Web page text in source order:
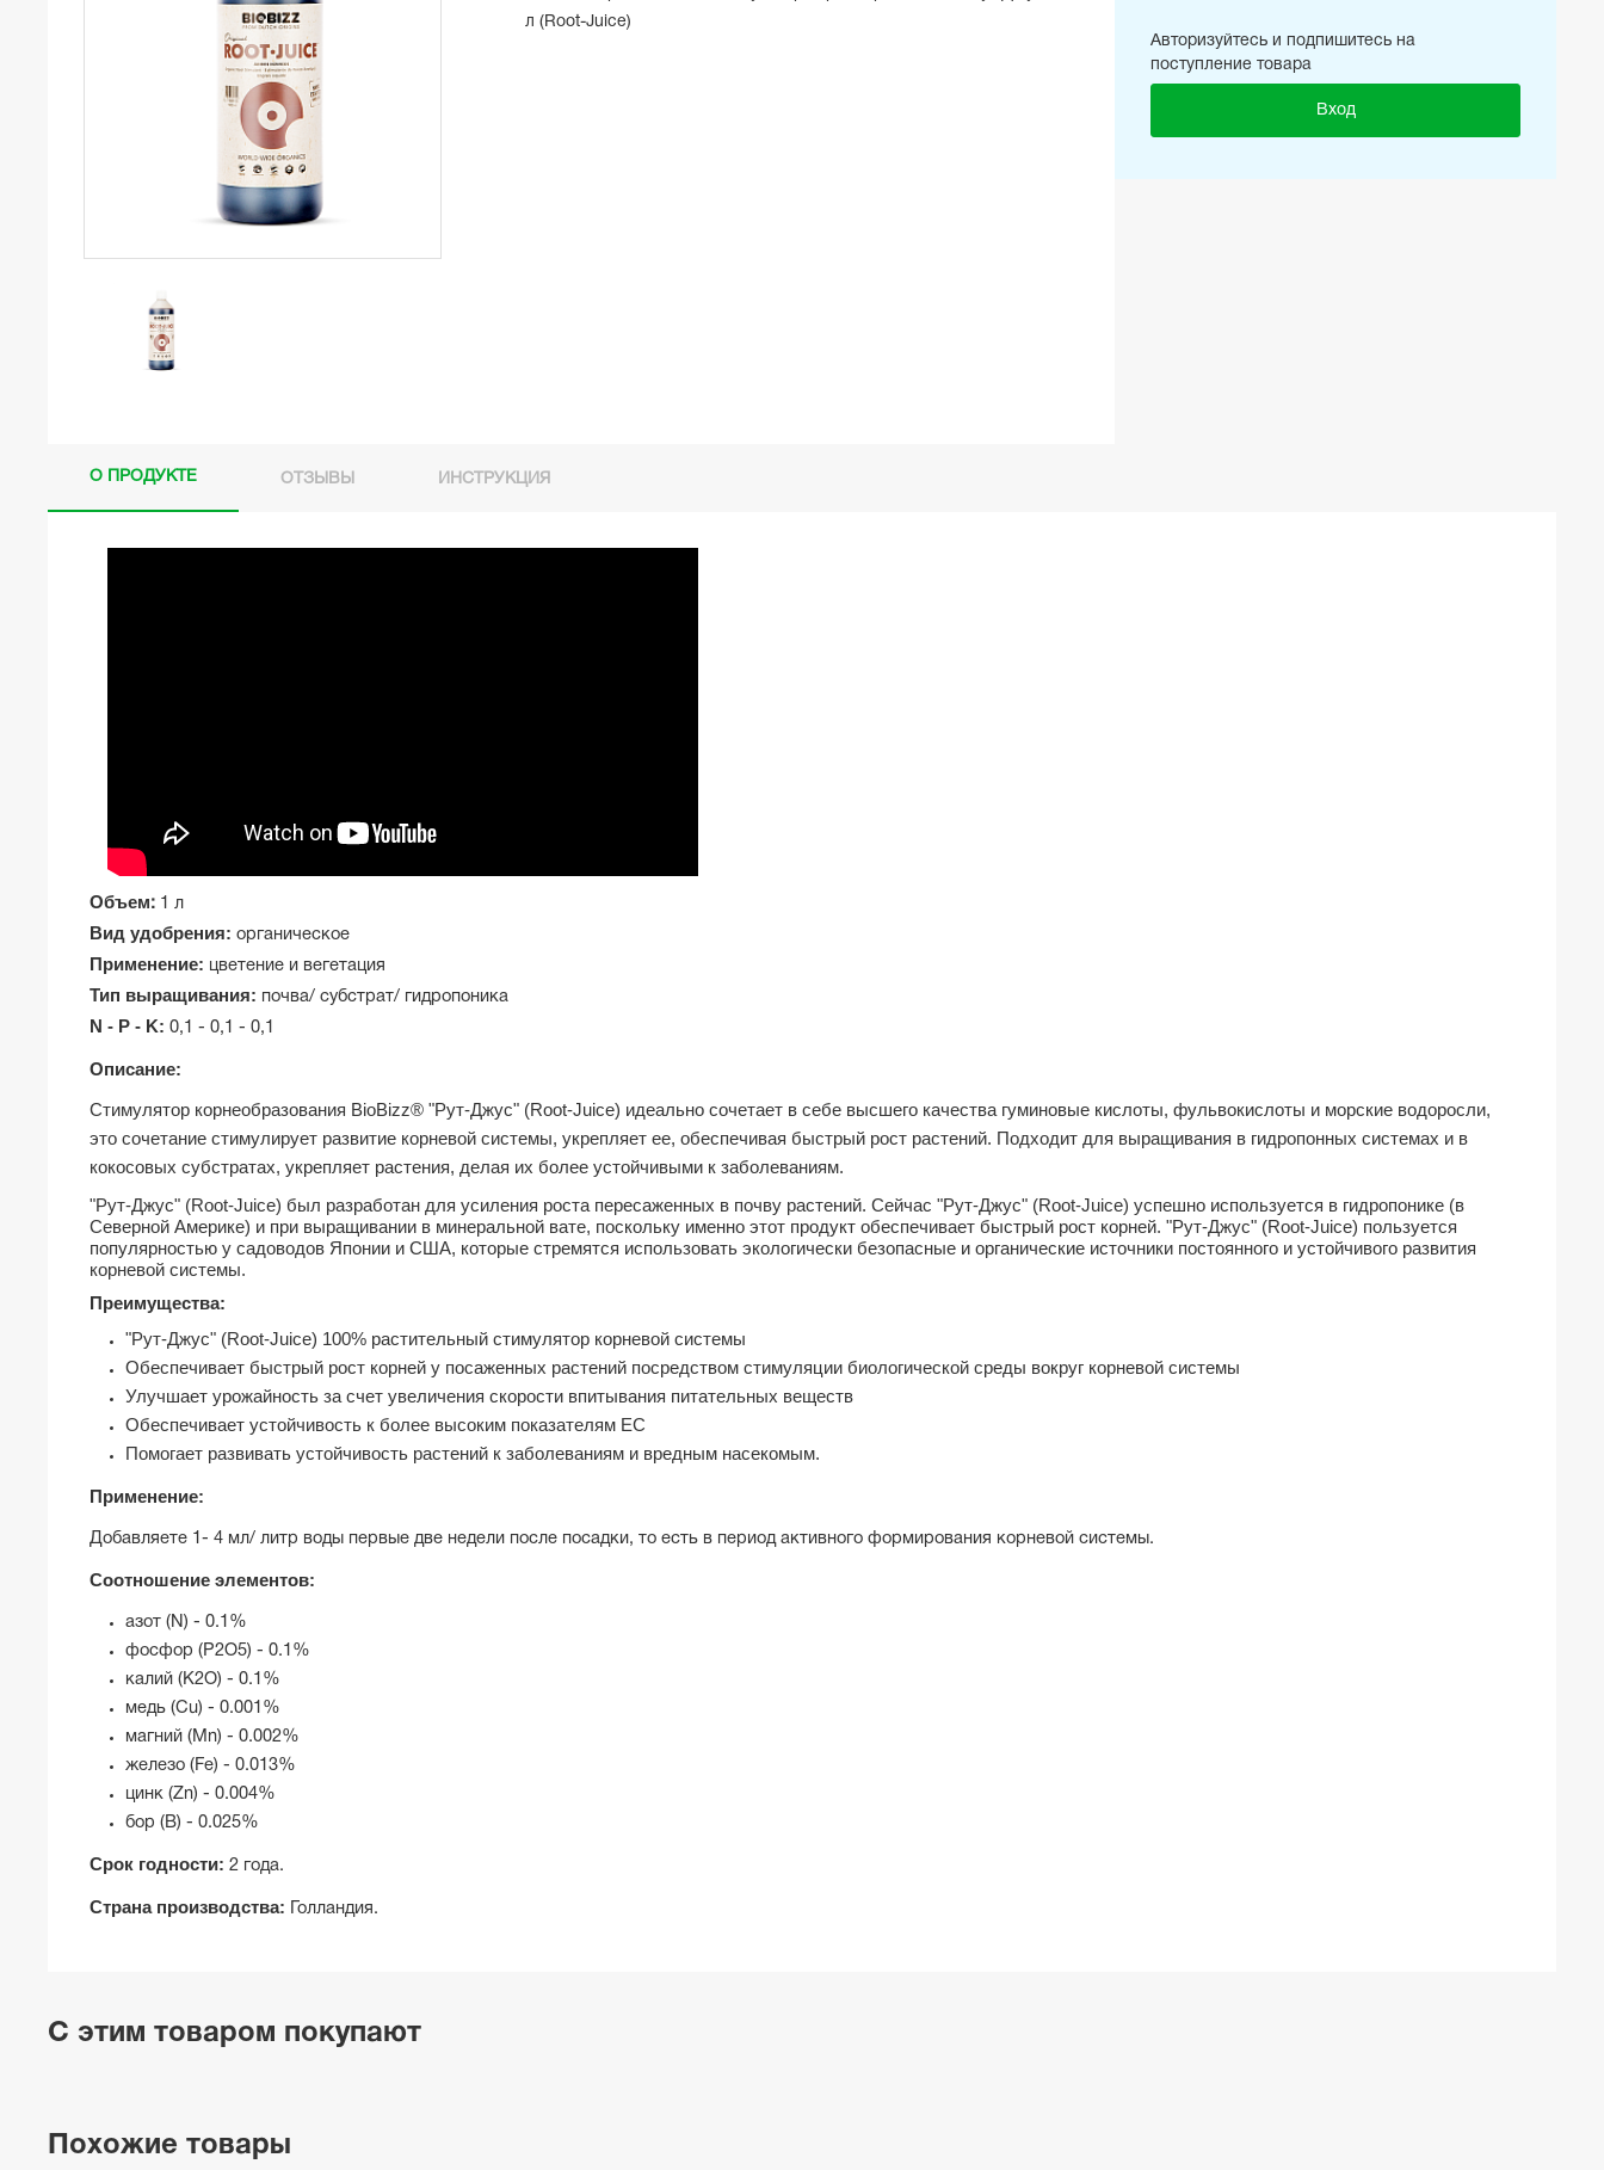
л (Root-Juice)
Авторизуйтесь и подпишитесь на
поступление товара
Вход
О ПРОДУКТЕ ОТЗЫВЫ ИНСТРУКЦИЯ
Объем: 1 л
Вид удобрения: органическое
Применение: цветение и вегетация
Тип выращивания: почва/ субстрат/ гидропоника
N - P - K: 0,1 - 0,1 - 0,1
Описание:
Стимулятор корнеобразования BioBizz® "Рут-Джус" (Root-Juice) идеально сочетает в себе высшего качества гуминовые кислоты, фульвокислоты и морские водоросли,
это сочетание стимулирует развитие корневой системы, укрепляет ее, обеспечивая быстрый рост растений. Подходит для выращивания в гидропонных системах и в
кокосовых субстратах, укрепляет растения, делая их более устойчивыми к заболеваниям.
"Рут-Джус" (Root-Juice) был разработан для усиления роста пересаженных в почву растений. Сейчас "Рут-Джус" (Root-Juice) успешно используется в гидропонике (в
Северной Америке) и при выращивании в минеральной вате, поскольку именно этот продукт обеспечивает быстрый рост корней. "Рут-Джус" (Root-Juice) пользуется
популярностью у садоводов Японии и США, которые стремятся использовать экологически безопасные и органические источники постоянного и устойчивого развития
корневой системы.
Преимущества:
"Рут-Джус" (Root-Juice) 100% растительный стимулятор корневой системы
Обеспечивает быстрый рост корней у посаженных растений посредством стимуляции биологической среды вокруг корневой системы
Улучшает урожайность за счет увеличения скорости впитывания питательных веществ
Обеспечивает устойчивость к более высоким показателям ЕС
Помогает развивать устойчивость растений к заболеваниям и вредным насекомым.
Применение:
Добавляете 1- 4 мл/ литр воды первые две недели после посадки, то есть в период активного формирования корневой системы.
Соотношение элементов:
азот (N) - 0.1%
фосфор (P2O5) - 0.1%
калий (K2O) - 0.1%
медь (Cu) - 0.001%
магний (Mn) - 0.002%
железо (Fe) - 0.013%
цинк (Zn) - 0.004%
бор (B) - 0.025%
Срок годности: 2 года.
Страна производства: Голландия.
С этим товаром покупают
Похожие товары